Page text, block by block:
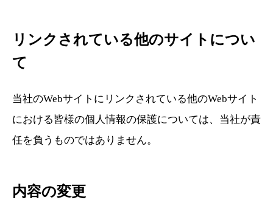
リンクされている他のサイトについ
て
当社のWebサイトにリンクされている他のWebサイト
における皆様の個人情報の保護については、当社が責
任を負うものではありません。
内容の変更